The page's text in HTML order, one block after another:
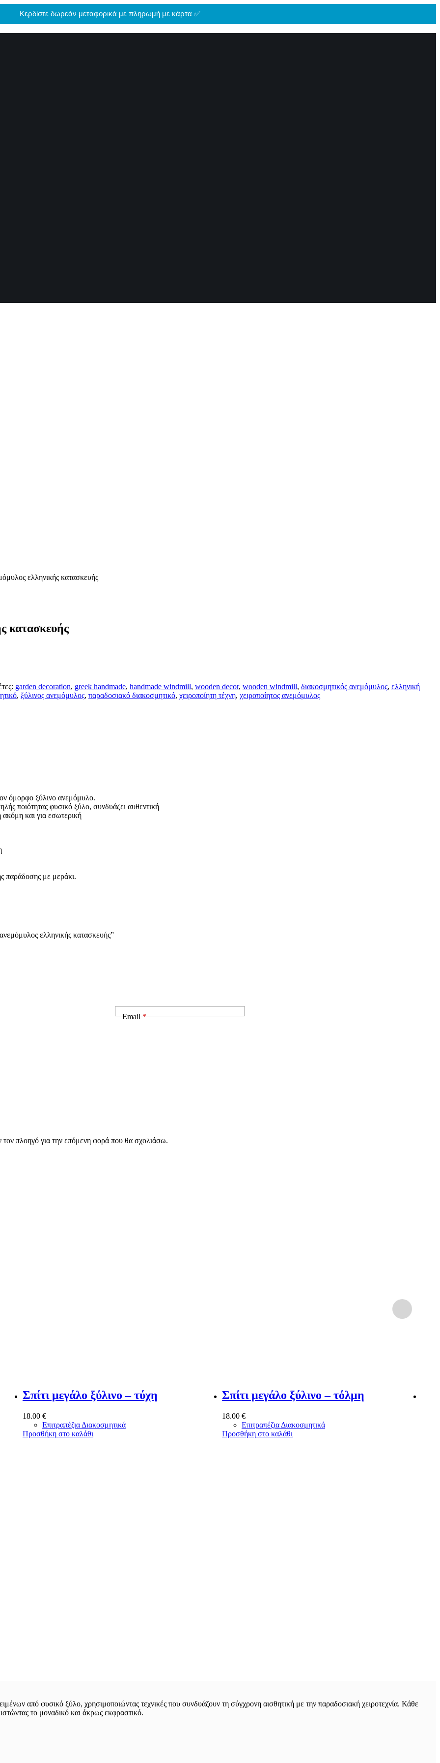
Κερδίστε δωρεάν μεταφορικά με πληρωμή με κάρτα ✅
ελληνικής κατασκευής
κατασκευής
garden decoration, greek handmade, handmade windmill, wooden decor, wooden windmill, διακοσμητικός ανεμόμυλος, ελληνική
, ξύλινος ανεμόμυλος, παραδοσιακό διακοσμητικό, χειροποίητη τέχνη, χειροποίητος ανεμόμυλος
όμορφο ξύλινο ανεμόμυλο.
ποιότητας φυσικό ξύλο, συνδυάζει αυθεντική
ακόμη και για εσωτερική
παράδοσης με μεράκι.
ελληνικής κατασκευής”
Email*
πλοηγό για την επόμενη φορά που θα σχολιάσω.
Σπίτι μεγάλο ξύλινο – τύχη
18.00 €
Επιτραπέζια Διακοσμητικά
Προσθήκη στο καλάθι
Σπίτι μεγάλο ξύλινο – τόλμη
18.00€
Επιτραπέζια Διακοσμητικά
Προσθήκη στο καλάθι
από φυσικό ξύλο, χρησιμοποιώντας τεχνικές που συνδυάζουν τη σύγχρονη αισθητική με την παραδοσιακή χειροτεχνία. Κάθε
το μοναδικό και άκρως εκφραστικό.